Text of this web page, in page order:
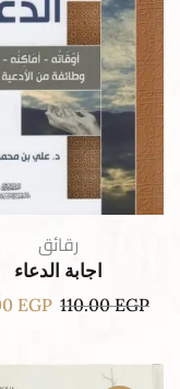
رقائق
اجابة الدعاء
110.00EGP
EGP